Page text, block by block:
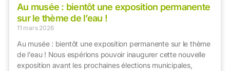
Au musée : bientôt une exposition permanente
sur le thème de l’eau !
11 mars 2026
Au musée : bientôt une exposition permanente sur le thème
de l’eau ! Nous espérions pouvoir inaugurer cette nouvelle
exposition avant les prochaines élections municipales,